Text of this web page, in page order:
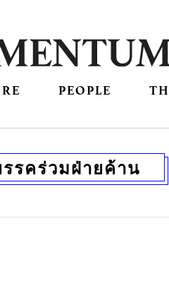
PEOPLE
รคร่วมฝ่ายค้าน